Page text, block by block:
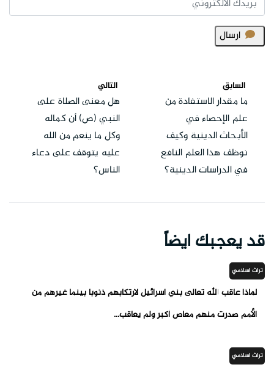
ارسال
السابق
ما مقدار الاستفادة من
علم الإحصاء في
الأبحاث الدينية وكيف
نوظف هذا العلم النافع
في الدراسات الدينية؟
التالي
هل معنى الصلاة على
النبي (ص) أن كماله
وكل ما ينعم من الله
عليه يتوقف على دعاء
الناس؟
قد يعجبك ايضاً
تراث اسلامي
لماذا عاقب الله تعالى بني اسرائيل لارتكابهم ذنوبا بينما غيرهم من
الأمم صدرت منهم معاص أكبر ولم يعاقب...
تراث اسلامي